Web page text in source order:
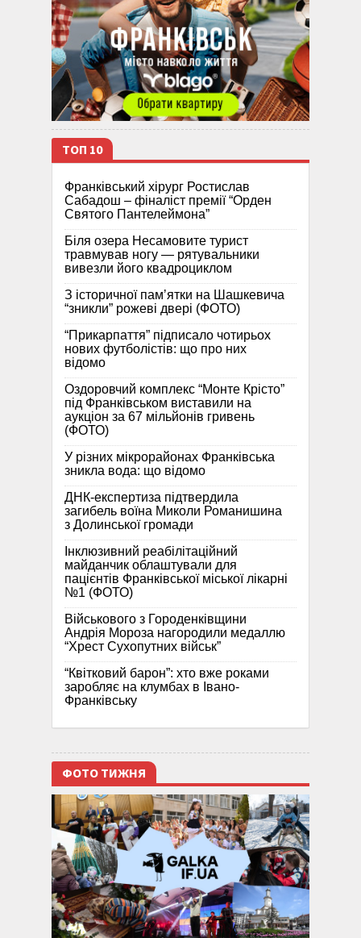
ТОП 10
Франківський хірург Ростислав
Сабадош – фіналіст премії “Орден
Святого Пантелеймона”
Біля озера Несамовите турист
травмував ногу — рятувальники
вивезли його квадроциклом
З історичної памʼятки на Шашкевича
“зникли” рожеві двері (ФОТО)
“Прикарпаття” підписало чотирьох
нових футболістів: що про них
відомо
Оздоровчий комплекс “Монте Крісто”
під Франківськом виставили на
аукціон за 67 мільйонів гривень
(ФОТО)
У різних мікрорайонах Франківська
зникла вода: що відомо
ДНК-експертиза підтвердила
загибель воїна Миколи Романишина
з Долинської громади
Інклюзивний реабілітаційний
майданчик облаштували для
пацієнтів Франківської міської лікарні
№1 (ФОТО)
Військового з Городенківщини
Андрія Мороза нагородили медаллю
“Хрест Сухопутних військ”
“Квітковий барон”: хто вже роками
заробляє на клумбах в Івано-
Франківську
ФОТО ТИЖНЯ